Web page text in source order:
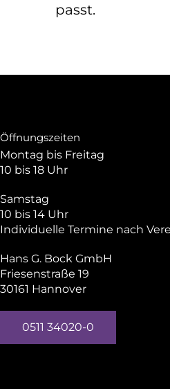
passt.
Öffnungszeiten
Montag bis Freitag
10 bis 18 Uhr
Samstag
10 bis 14 Uhr
Individuelle Termine nach
Hans G. Bock GmbH
Friesenstraße 19
30161 Hannover
0511 34020-0